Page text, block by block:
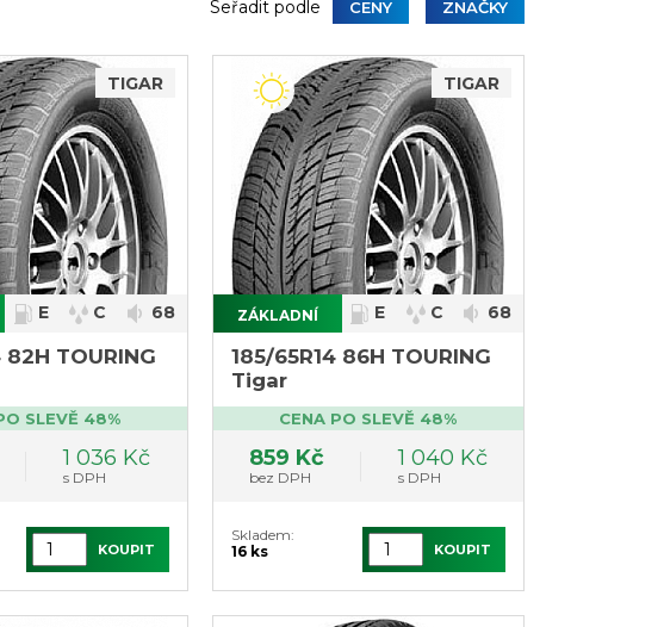
Seřadit podle CENY ZNAČKY
TIGAR
E C 68
82H TOURING
SLEVĚ 48%
1 036 Kč
s DPH
KOUPIT
TIGAR
ZÁKLADNÍ E C 68
185/65R14 86H TOURING
Tigar
CENA PO SLEVĚ 48%
859 Kč
bez DPH
1 040 Kč
s DPH
Skladem:
16 ks
KOUPIT